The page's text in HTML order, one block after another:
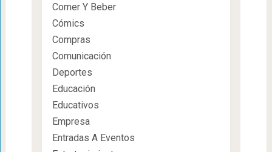
Comer Y Beber
Cómics
Compras
Comunicación
Deportes
Educación
Educativos
Empresa
Entradas A Eventos